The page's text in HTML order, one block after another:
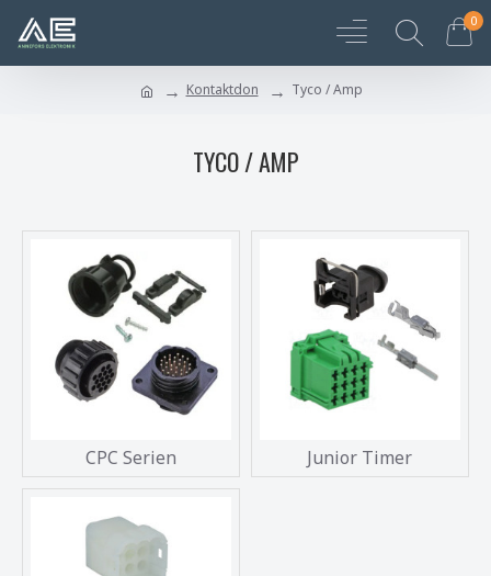
0
Kontaktdon Tyco / Amp
TYCO / AMP
CPC Serien Junior Timer